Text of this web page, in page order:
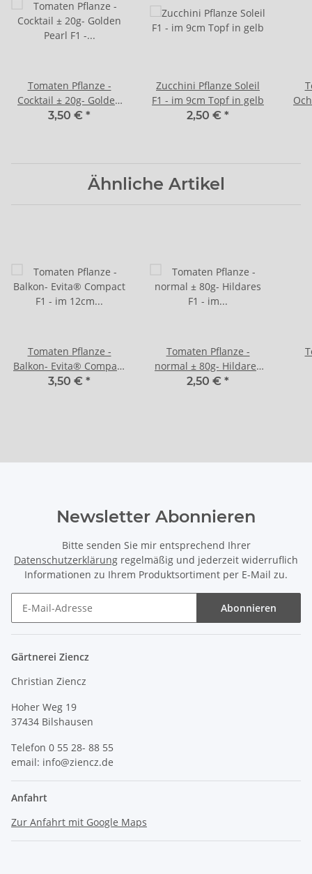
Tomaten Pflanze -
Cocktail ± 20g- Golden
Pearl F1 - im 10,5cm
3,50 € *
Zucchini Pflanze Soleil
F1 - im 9cm Topf in gelb
2,50 € *
Ähnliche Artikel
Tomaten Pflanze -
Balkon- Evita® Compact
F1 - im 12cm Topf in
3,50 € *
Tomaten Pflanze -
normal ± 80g- Hildares
F1 - im 10,5cm Topf in
2,50 € *
Newsletter Abonnieren
Bitte senden Sie mir entsprechend Ihrer
Datenschutzerklärung regelmäßig und jederzeit widerruflich
Informationen zu Ihrem Produktsortiment per E-Mail zu.
Abonnieren
Gärtnerei Ziencz
Christian Ziencz
Hoher Weg 19
37434 Bilshausen
Telefon 0 55 28- 88 55
email: info@ziencz.de
Anfahrt
Zur Anfahrt mit Google Maps